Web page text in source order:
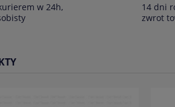
w 24h,
14 dni
zwrot